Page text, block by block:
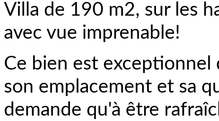
Villa de 190 m2, sur les
avec vue imprenable!
Ce bien est
son emplacement et sa
demande qu'à être